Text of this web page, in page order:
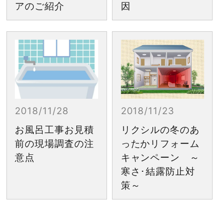
アのご紹介
因
2018/11/28
お風呂工事お見積
前の現場調査の注
意点
2018/11/23
リクシルの冬のあ
ったかリフォーム
キャンペーン ～
寒さ･結露防止対
策～